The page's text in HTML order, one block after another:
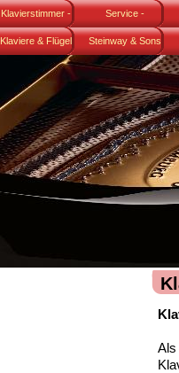
Klavierstimmer -
Daniel Wiens
Service -
Klavierstimmer
Klaviere & Flügel
gebraucht
Steinway & Sons
Flügel Modell B-211
Als